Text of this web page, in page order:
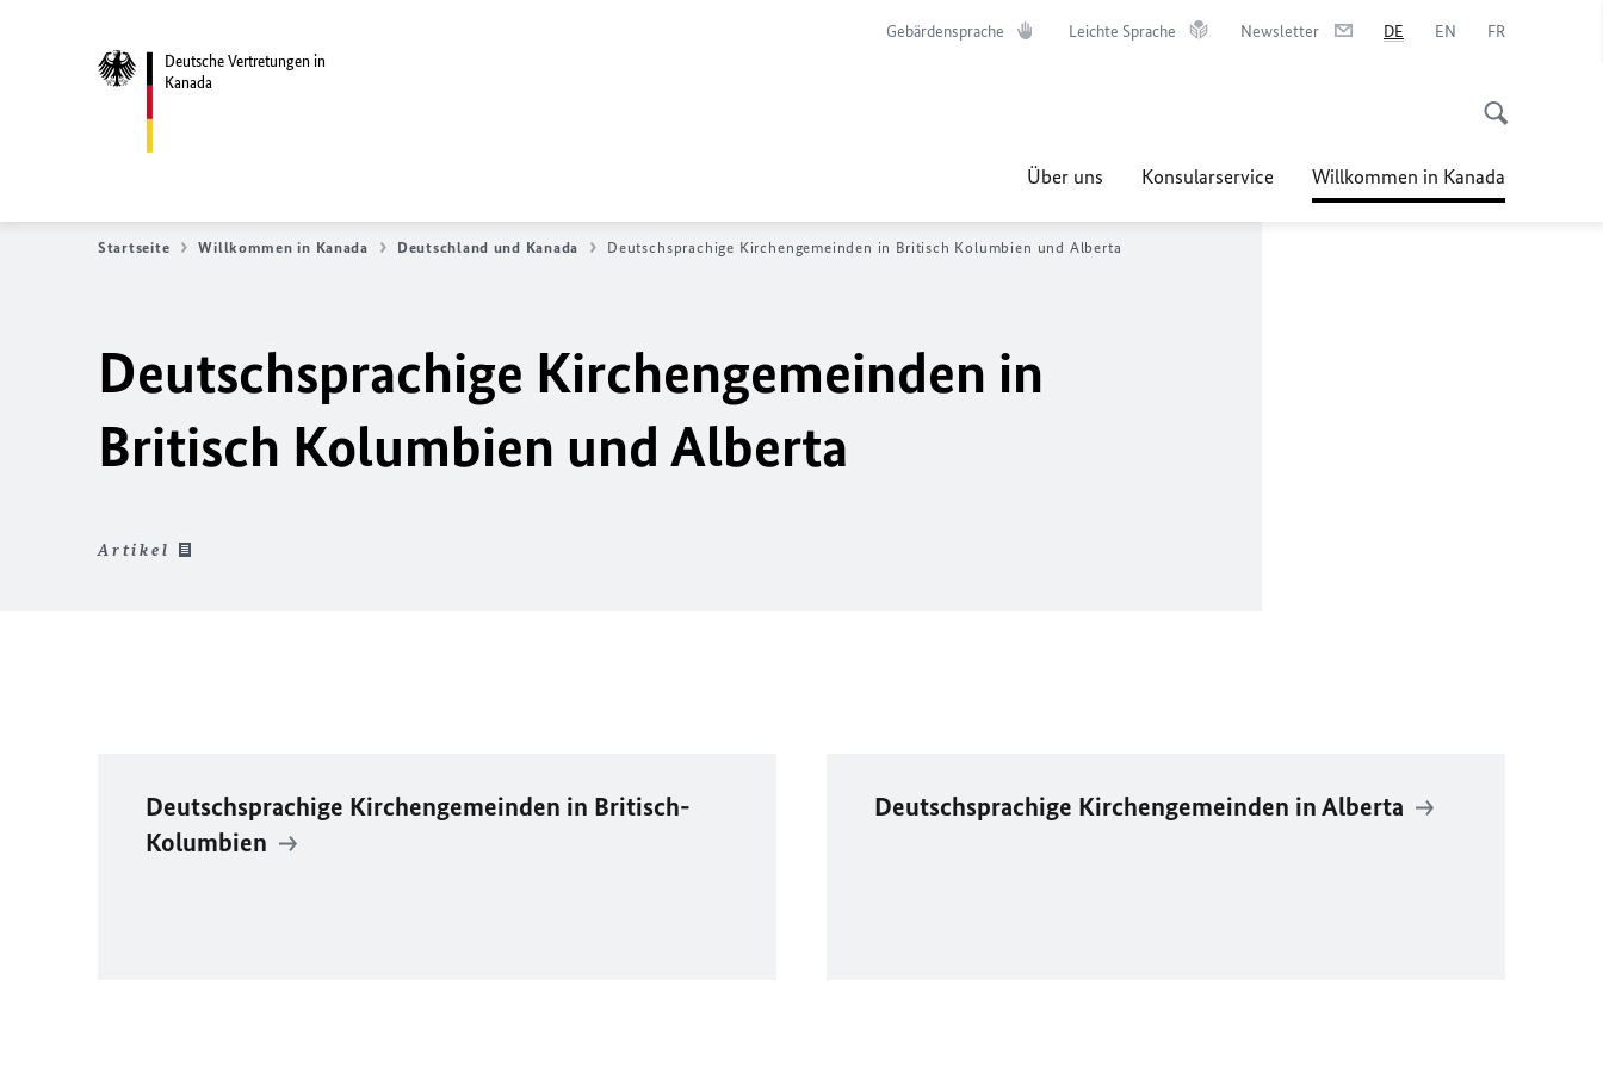
Deutsche Vertretungen in
Kanada
Gebärdensprache Leichte Sprache Newsletter DE EN FR
Über uns Konsularservice Willkommen in Kanada
Startseite Willkommen in Kanada Deutschland und Kanada Deutschsprachige Kirchengemeinden in Britisch Kolumbien und Alberta
Deutschsprachige Kirchengemeinden in
Britisch Kolumbien und Alberta
Artikel
Deutschsprachige Kirchengemeinden in Britisch-
Kolumbien
Deutschsprachige Kirchengemeinden in Alberta